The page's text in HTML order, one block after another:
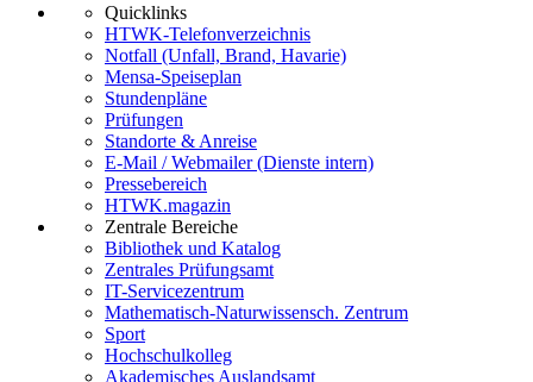
Quicklinks
HTWK-Telefonverzeichnis
Notfall (Unfall, Brand, Havarie)
Mensa-Speiseplan
Stundenpläne
Prüfungen
Standorte & Anreise
E-Mail / Webmailer (Dienste intern)
Pressebereich
HTWK.magazin
Zentrale Bereiche
Bibliothek und Katalog
Zentrales Prüfungsamt
IT-Servicezentrum
Mathematisch-Naturwissensch. Zentrum
Sport
Hochschulkolleg
Akademisches Auslandsamt